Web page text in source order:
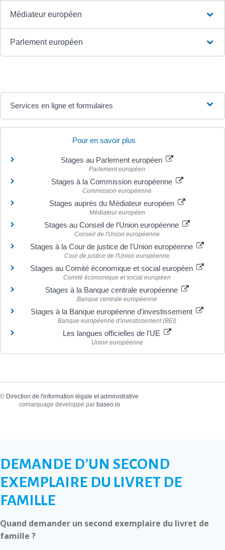
Médiateur européen
Parlement européen
Services en ligne et formulaires
Pour en savoir plus
Stages au Parlement européen
Parlement européen
Stages à la Commission européenne
Commission européenne
Stages auprès du Médiateur européen
Médiateur européen
Stages au Conseil de l'Union européenne
Conseil de l'Union européenne
Stages à la Cour de justice de l'Union européenne
Cour de justice de l'Union européenne
Stages au Comité économique et social européen
Comité économique et social européen
Stages à la Banque centrale européenne
Banque centrale européenne
Stages à la Banque européenne d'investissement
Banque européenne d'investissement (BEI)
Les langues officielles de l'UE
Union européenne
© Direction de l'information légale et administrative
comarquage developpé par baseo.io
DEMANDE D’UN SECOND
EXEMPLAIRE DU LIVRET DE
FAMILLE
Quand demander un second exemplaire du livret de
famille ?